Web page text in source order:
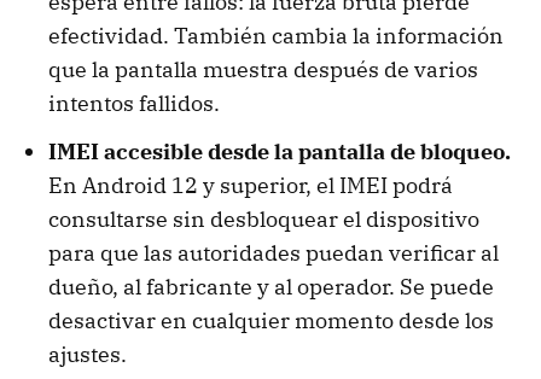
efectividad. También cambia la información
que la pantalla muestra después de varios
intentos fallidos.
IMEI accesible desde la pantalla de bloqueo.
En Android 12 y superior, el IMEI podrá
consultarse sin desbloquear el dispositivo
para que las autoridades puedan verificar al
dueño, al fabricante y al operador. Se puede
desactivar en cualquier momento desde los
ajustes.